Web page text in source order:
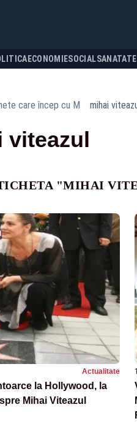
ECONOMIESOCIALSANATATE
care încep cu M mihai
viteazul
"MIHAI
Actualitate
la Hollywood, la
Mihai Viteazul